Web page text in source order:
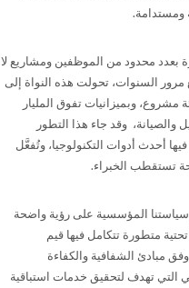
ومستدامة.
بعدد محدود من الموظفين ومشاريع لا
مرور السنوات، تحولت هذه النواة إلى
وبميزانيات تفوق المليار
وقد جاء هذا التطور
أحدث أدوات التكنولوجيا، وتُفعَّل
تستقطب الخبراء.
المؤسسية على رؤية واضحة
تحتية متطورة تتكامل فيها قيم
مبادئ الشفافية والكفاءة
التي تهدف لتحقيق خدمات استباقية